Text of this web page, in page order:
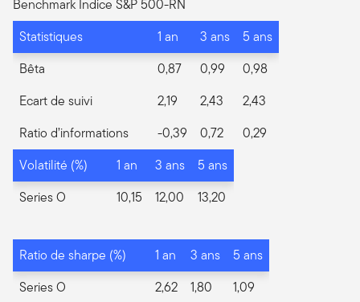
Benchmark Indice S&P 500-RN
Statistiques
1 an 3 ans
5 ans
Bêta
0,87 0,99
0,98
Ecart de suivi
2,19 2,43
2,43
Ratio d’informations
-0,39 0,72
0,29
Volatilité (%)
1 an 3 ans
5 ans
Series O
10,15 12,00 13,20
Ratio de sharpe (%) 1 an 3 ans
5 ans
Series O
2,62 1,80
1,09